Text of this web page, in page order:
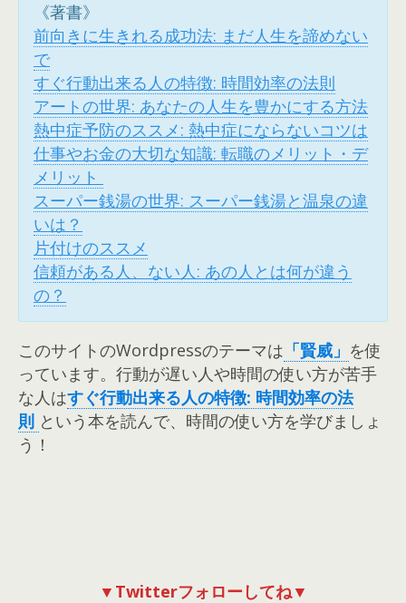
《著書》
前向きに生きれる成功法: まだ人生を諦めない
で
すぐ行動出来る人の特徴: 時間効率の法則
アートの世界: あなたの人生を豊かにする方法
熱中症予防のススメ: 熱中症にならないコツは
仕事やお金の大切な知識: 転職のメリット・デ
メリット
スーパー銭湯の世界: スーパー銭湯と温泉の違
いは？
片付けのススメ
信頼がある人、ない人: あの人とは何が違う
の？
このサイトのWordpressのテーマは 「賢威」 を使
っています。行動が遅い人や時間の使い方が苦手
な人はすぐ行動出来る人の特徴: 時間効率の法
則 という本を読んで、時間の使い方を学びましょ
う！
▼Twitterフォローしてね▼